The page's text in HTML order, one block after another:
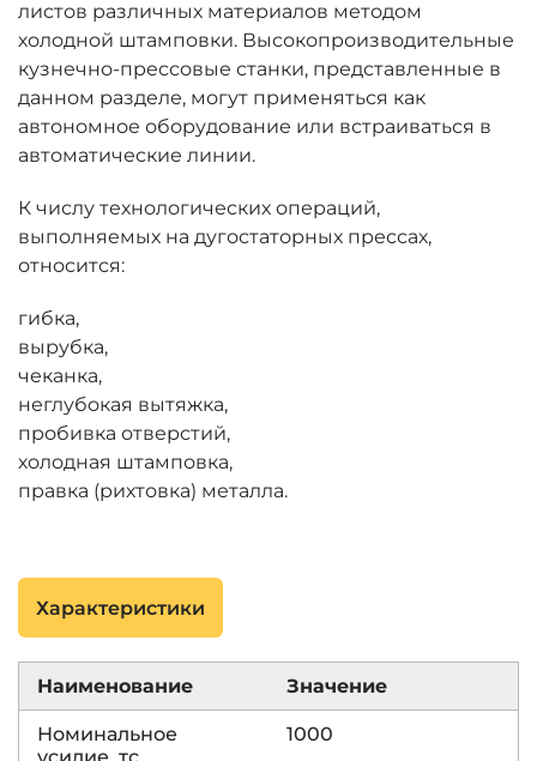
листов различных материалов методом
холодной штамповки. Высокопроизводительные
кузнечно-прессовые станки, представленные в
данном разделе, могут применяться как
автономное оборудование или встраиваться в
автоматические линии.
К числу технологических операций,
выполняемых на дугостаторных прессах,
относится:
гибка,
вырубка,
чеканка,
неглубокая вытяжка,
пробивка отверстий,
холодная штамповка,
правка (рихтовка) металла.
Характеристики
Наименование Значение
Номинальное
1000